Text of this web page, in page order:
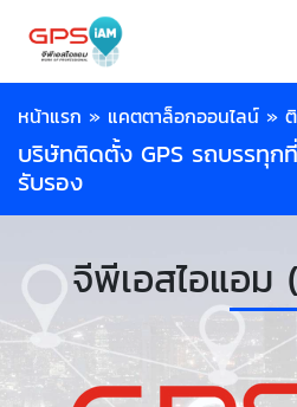
หน้าแรก » แคตตาล็อกออนไลน์ »
บริษัทติดตั้ง GPS รถบรรทุก
รับรอง
จีพีเอสไอแอม